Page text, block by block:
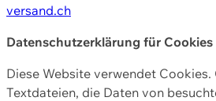
versand.ch
Datenschutzerklärung für Cookies
Diese Website verwendet Cookies.
Textdateien, die Daten von